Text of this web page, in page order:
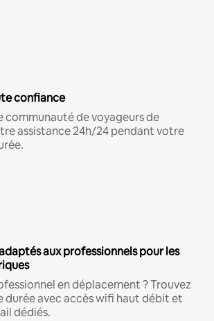
confiance
communauté de voyageurs de
assistance 24h/24 pendant votre
aux professionnels pour les
en déplacement ? Trouvez
durée avec accès wifi haut débit et
dédiés.